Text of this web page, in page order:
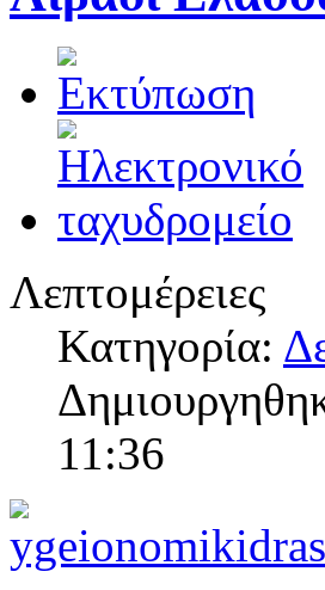
Λεπτομέρειες
Κατηγορία:
11:36